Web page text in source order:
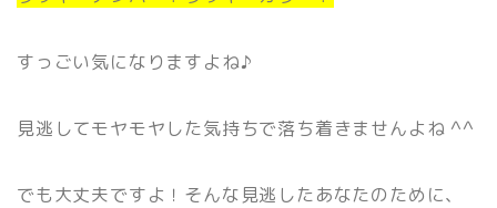
すっごい気になりますよね♪
見逃してモヤモヤした気持ちで落ち着きませんよね ^^
でも大丈夫ですよ！そんな見逃したあなたのために、